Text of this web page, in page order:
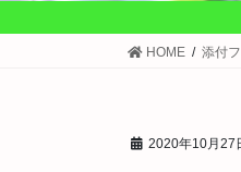
HOME 添付
2020年10月27